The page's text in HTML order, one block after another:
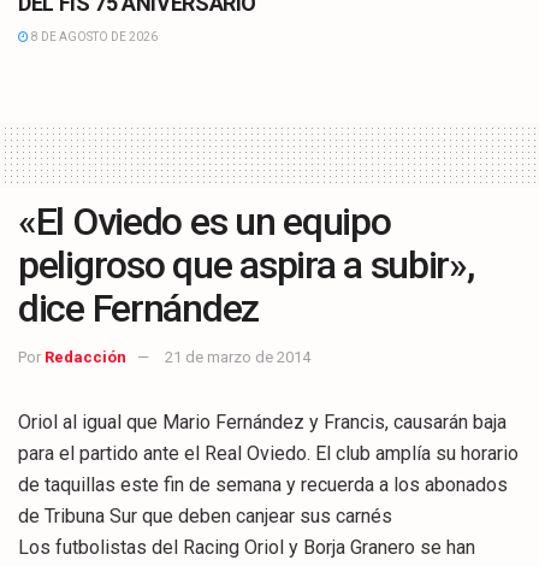
8 DE AGOSTO DE 2026
«El Oviedo es un equipo
peligroso que aspira a subir»,
dice Fernández
Por Redacción 21 de marzo de 2014
Oriol al igual que Mario Fernández y Francis, causarán baja
para el partido ante el Real Oviedo. El club amplía su horario
de taquillas este fin de semana y recuerda a los abonados
de Tribuna Sur que deben canjear sus carnés
Los futbolistas del Racing Oriol y Borja Granero se han